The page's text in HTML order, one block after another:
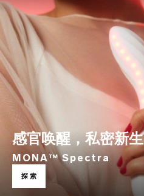
感官唤醒，私密新生
MONA™ Spectra
探索
深境探索者